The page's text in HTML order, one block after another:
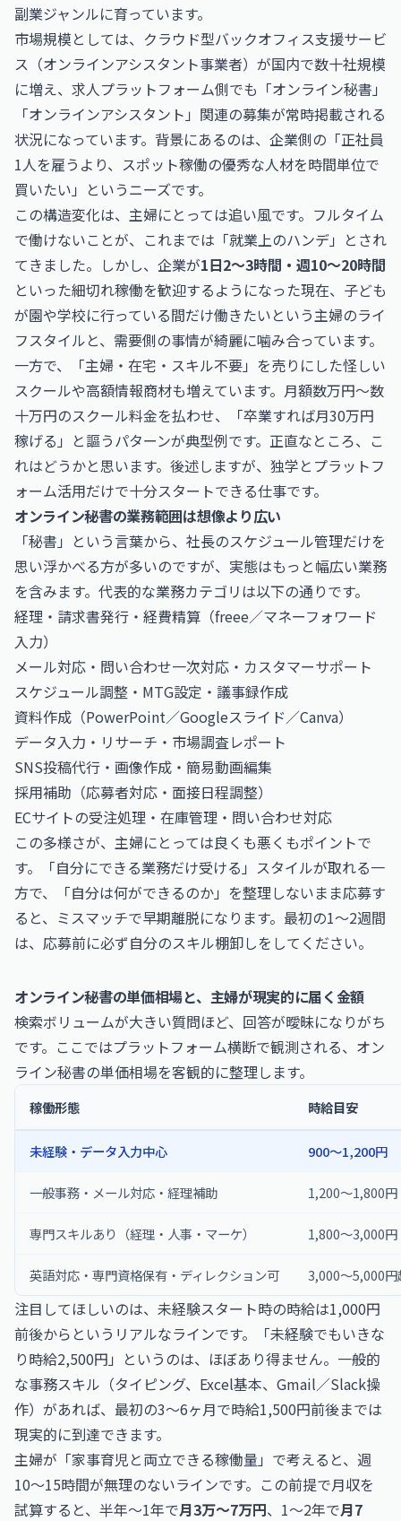
副業ジャンルに育っています。
市場規模としては、クラウド型バックオフィス支援サービ
ス（オンラインアシスタント事業者）が国内で数十社規模
に増え、求人プラットフォーム側でも「オンライン秘書」
「オンラインアシスタント」関連の募集が常時掲載される
状況になっています。背景にあるのは、企業側の「正社員
1人を雇うより、スポット稼働の優秀な人材を時間単位で
買いたい」というニーズです。
この構造変化は、主婦にとっては追い風です。フルタイム
で働けないことが、これまでは「就業上のハンデ」とされ
てきました。しかし、企業が1日2〜3時間・週10〜20時間
といった細切れ稼働を歓迎するようになった現在、子ども
が園や学校に行っている間だけ働きたいという主婦のライ
フスタイルと、需要側の事情が綺麗に噛み合っています。
一方で、「主婦・在宅・スキル不要」を売りにした怪しい
スクールや高額情報商材も増えています。月額数万円〜数
十万円のスクール料金を払わせ、「卒業すれば月30万円
稼げる」と謳うパターンが典型例です。正直なところ、こ
れはどうかと思います。後述しますが、独学とプラットフ
ォーム活用だけで十分スタートできる仕事です。
オンライン秘書の業務範囲は想像より広い
「秘書」という言葉から、社長のスケジュール管理だけを
思い浮かべる方が多いのですが、実態はもっと幅広い業務
を含みます。代表的な業務カテゴリは以下の通りです。
経理・請求書発行・経費精算（freee／マネーフォワード
入力）
メール対応・問い合わせ一次対応・カスタマーサポート
スケジュール調整・MTG設定・議事録作成
資料作成（PowerPoint／Googleスライド／Canva）
データ入力・リサーチ・市場調査レポート
SNS投稿代行・画像作成・簡易動画編集
採用補助（応募者対応・面接日程調整）
ECサイトの受注処理・在庫管理・問い合わせ対応
この多様さが、主婦にとっては良くも悪くもポイントで
す。「自分にできる業務だけ受ける」スタイルが取れる一
方で、「自分は何ができるのか」を整理しないまま応募す
ると、ミスマッチで早期離脱になります。最初の1〜2週間
は、応募前に必ず自分のスキル棚卸しをしてください。
オンライン秘書の単価相場と、主婦が現実的に届く金額
検索ボリュームが大きい質問ほど、回答が曖昧になりがち
です。ここではプラットフォーム横断で観測される、オン
ライン秘書の単価相場を客観的に整理します。
稼働形態 時給目安
未経験・データ入力中心 900〜1,200円
一般事務・メール対応・経理補助 1,200〜1,800円
専門スキルあり（経理・人事・マーケ） 1,800〜3,000円
英語対応・専門資格保有・ディレクション可 3,000〜5,000円
注目してほしいのは、未経験スタート時の時給は1,000円
前後からというリアルなラインです。「未経験でもいきな
り時給2,500円」というのは、ほぼあり得ません。一般的
な事務スキル（タイピング、Excel基本、Gmail／Slack操
作）があれば、最初の3〜6ヶ月で時給1,500円前後までは
現実的に到達できます。
主婦が「家事育児と両立できる稼働量」で考えると、週
10〜15時間が無理のないラインです。この前提で月収を
試算すると、半年〜1年で月3万〜7万円、1〜2年で月7